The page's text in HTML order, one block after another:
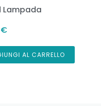
Lampada
€
AL CARRELLO